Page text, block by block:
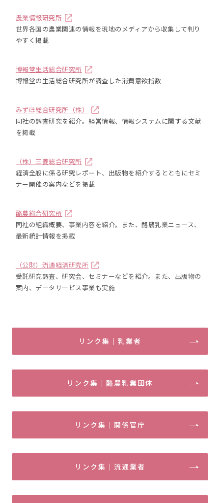
農業情報研究所
世界各国の農業関連の情報を現地のメディアから収集して判り
やすく掲載
博報堂生活総合研究所
博報堂の生活総合研究所が調査した消費意欲指数
みずほ総合研究所（株）
同社の調査研究を紹介。経営情報、情報システムに関する文献
を掲載
（株）三菱総合研究所
経済全般に係る研究レポート、出版物を紹介するとともにセミ
ナー開催の案内などを掲載
酪農総合研究所
同社の組織概要、事業内容を紹介。また、酪農乳業ニュース、
最新統計情報を掲載
（公財）流通経済研究所
受託研究調査、研究会、セミナーなどを紹介。また、出版物の
案内、データサービス事業も実施
リンク集｜乳業者
リンク集｜酪農乳業団体
リンク集｜関係官庁
リンク集｜流通業者